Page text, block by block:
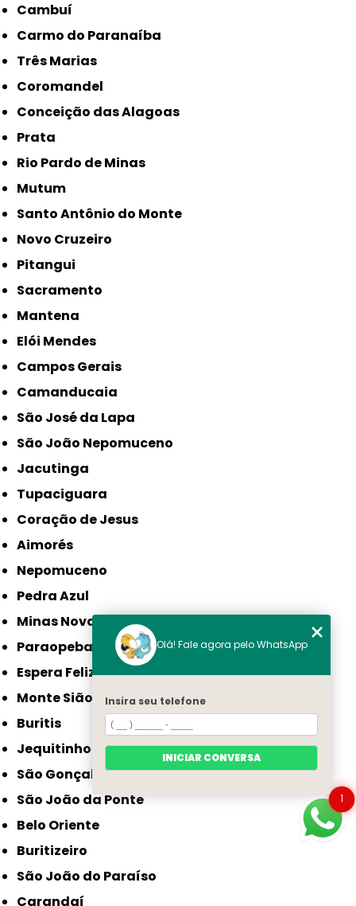
Cambuí
Carmo do Paranaíba
Três Marias
Coromandel
Conceição das Alagoas
Prata
Rio Pardo de Minas
Mutum
Santo Antônio do Monte
Novo Cruzeiro
Pitangui
Sacramento
Mantena
Elói Mendes
Campos Gerais
Camanducaia
São José da Lapa
São João Nepomuceno
Jacutinga
Tupaciguara
Coração de Jesus
Aimorés
Nepomuceno
Pedra Azul
Minas Novas
Paraopeba
Espera Feliz
Monte Sião
Buritis
Jequitinhonha
São Gonçalo do Sapucaí
São João da Ponte
Belo Oriente
Buritizeiro
São João do Paraíso
Carandaí
1
Olá! Fale agora pelo WhatsApp
Insira seu telefone
INICIAR CONVERSA